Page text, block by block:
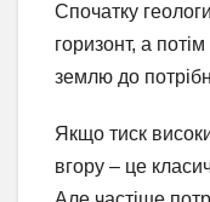
Спочатку
горизонт, а
землю до
Якщо тиск
вгору – це